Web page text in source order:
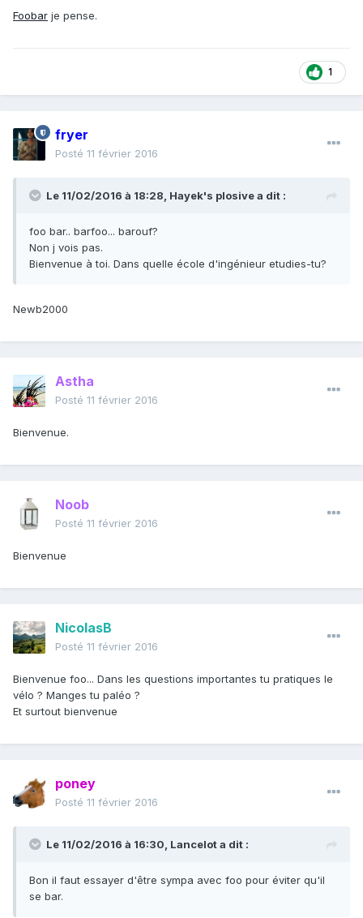
Foobar je pense.
1
fryer
Posté 11 février 2016
Le 11/02/2016 à 18:28, Hayek's plosive a dit :
foo bar.. barfoo... barouf?
Non j vois pas.
Bienvenue à toi. Dans quelle école d'ingénieur etudies-tu?
Newb2000
Astha
Posté 11 février 2016
Bienvenue.
Noob
Posté 11 février 2016
Bienvenue
NicolasB
Posté 11 février 2016
Bienvenue foo... Dans les questions importantes tu pratiques le
vélo ? Manges tu paléo ?
Et surtout bienvenue
poney
Posté 11 février 2016
Le 11/02/2016 à 16:30, Lancelot a dit :
Bon il faut essayer d'être sympa avec foo pour éviter qu'il
se bar.